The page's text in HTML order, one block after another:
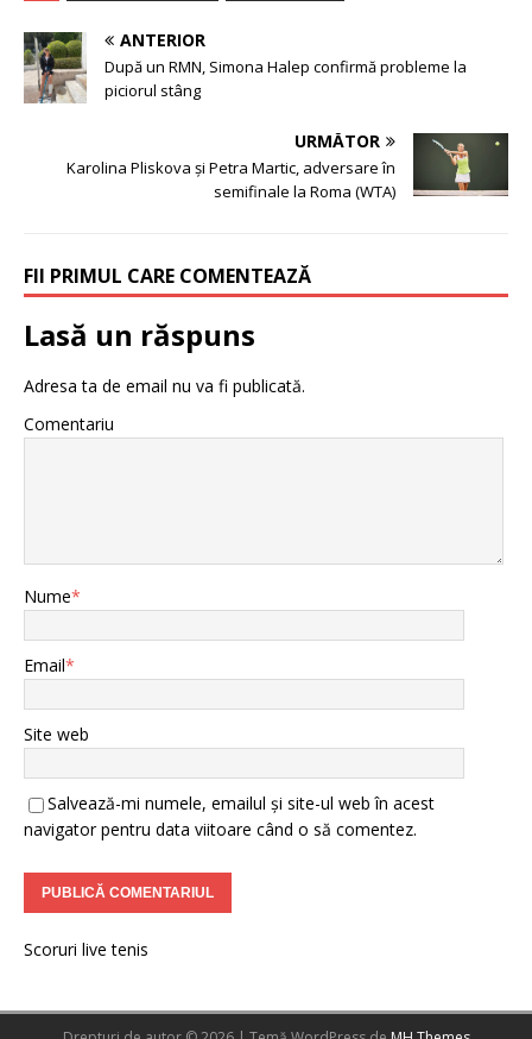
ANTERIOR
După un RMN, Simona Halep confirmă probleme la
piciorul stâng
URMĂTOR
Karolina Pliskova şi Petra Martic, adversare în
semifinale la Roma (WTA)
FII PRIMUL CARE COMENTEAZĂ
Lasă un răspuns
Adresa ta de email nu va fi publicată.
Comentariu
Nume*
Email*
Site web
Salvează-mi numele, emailul și site-ul web în acest
navigator pentru data viitoare când o să comentez.
Scoruri live tenis